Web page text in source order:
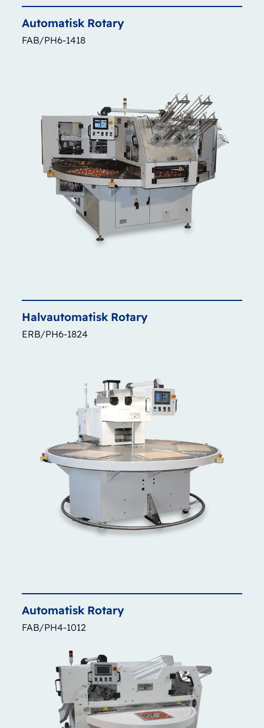
Automatisk Rotary
FAB/PH6-1418
Halvautomatisk Rotary
ERB/PH6-1824
Automatisk Rotary
FAB/PH4-1012